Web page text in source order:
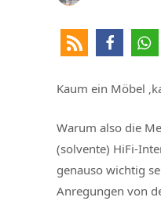
Kaum ein Möbel
Warum also die
(solvente) HiFi-
genauso wichtig
Anregungen von